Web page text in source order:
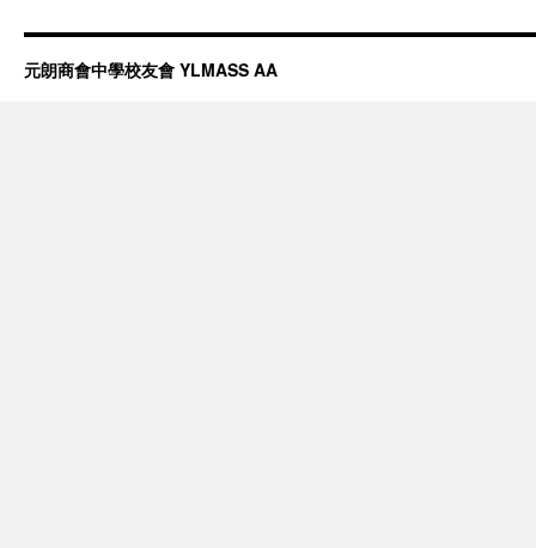
元朗商會中學校友會 YLMASS AA